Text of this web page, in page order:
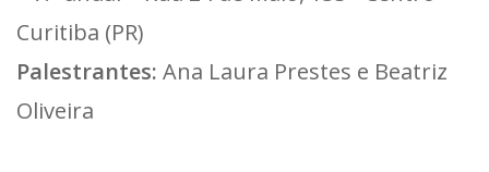
Curitiba (PR)
Palestrantes: Ana Laura Prestes e Beatriz
Oliveira